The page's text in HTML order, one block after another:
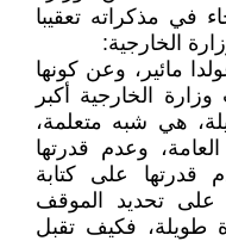
1956م ، مما جاء في مذكراته تعقيبا
الخارجية:
مائير، وعن كونها
الخارجية أكبر
هي شبه متعلمة،
وعدم قدرتها
قدرتها على كتابة
على تحديد الموقف
طويلة، فكيف تقبل